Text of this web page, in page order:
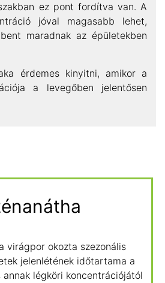
ez pont fordítva van. A
jóval magasabb lehet,
maradnak az épületekben
érdemes kinyitni, amikor a
a levegőben jelentősen
virágpor okozta szezonális
jelenlétének időtartama a
légköri koncentrációjától